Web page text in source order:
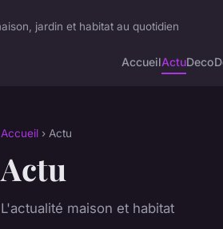
jardin et habitat au quotidien
AccueilActuDeco
Accueil › Actu
Actu
L'actualité maison et habitat